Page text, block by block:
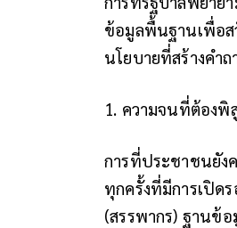
ข้อมูลพื้นฐานเพื่อส
นโยบายที่สร้างคำ
1. ความจนที่ต้องพิ
การที่ประชาชนยัง
ทุกครั้งที่มีการเปิ
(สรรพากร) ฐานข้